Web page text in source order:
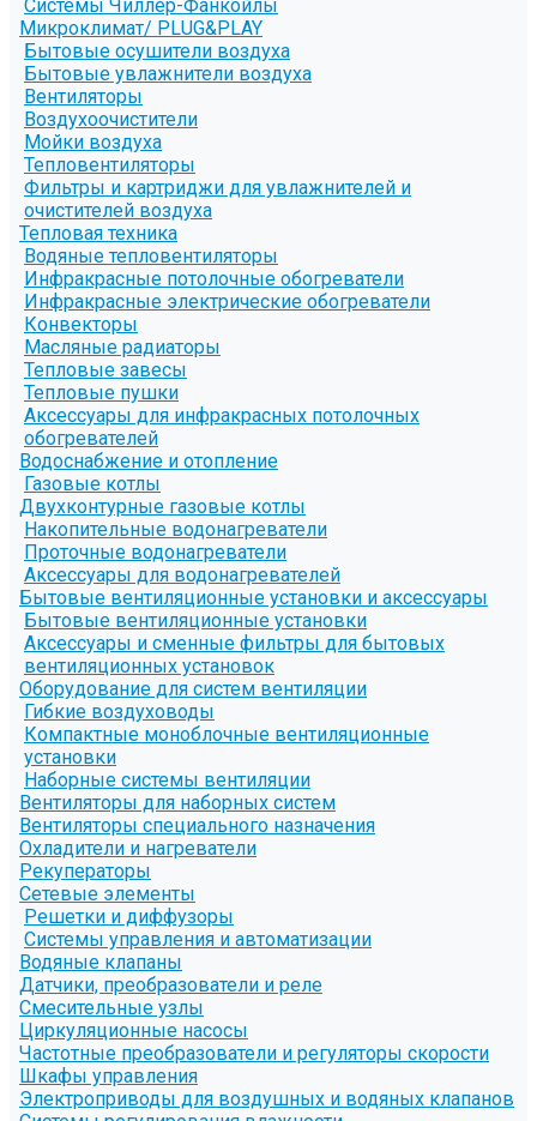
Системы Чиллер-Фанкойлы
Микроклимат/ PLUG&PLAY
Бытовые осушители воздуха
Бытовые увлажнители воздуха
Вентиляторы
Воздухоочистители
Мойки воздуха
Тепловентиляторы
Фильтры и картриджи для увлажнителей и
очистителей воздуха
Тепловая техника
Водяные тепловентиляторы
Инфракрасные потолочные обогреватели
Инфракрасные электрические обогреватели
Конвекторы
Масляные радиаторы
Тепловые завесы
Тепловые пушки
Аксессуары для инфракрасных потолочных
обогревателей
Водоснабжение и отопление
Газовые котлы
Двухконтурные газовые котлы
Накопительные водонагреватели
Проточные водонагреватели
Аксессуары для водонагревателей
Бытовые вентиляционные установки и аксессуары
Бытовые вентиляционные установки
Аксессуары и сменные фильтры для бытовых
вентиляционных установок
Оборудование для систем вентиляции
Гибкие воздуховоды
Компактные моноблочные вентиляционные
установки
Наборные системы вентиляции
Вентиляторы для наборных систем
Вентиляторы специального назначения
Охладители и нагреватели
Рекуператоры
Сетевые элементы
Решетки и диффузоры
Системы управления и автоматизации
Водяные клапаны
Датчики, преобразователи и реле
Смесительные узлы
Циркуляционные насосы
Частотные преобразователи и регуляторы скорости
Шкафы управления
Электроприводы для воздушных и водяных клапанов